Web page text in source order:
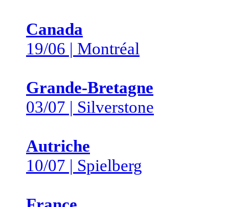
Canada
19/06 | Montréal
Grande-Bretagne
03/07 | Silverstone
Autriche
10/07 | Spielberg